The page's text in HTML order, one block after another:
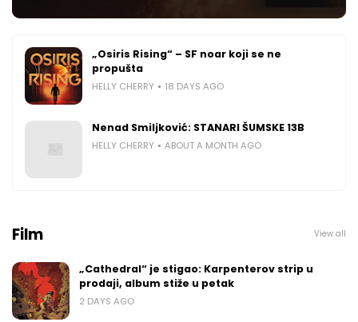
„Osiris Rising“ – SF noar koji se ne
propušta
HELLY CHERRY 18 DAYS AGO
Nenad Smiljković: STANARI ŠUMSKE 13B
HELLY CHERRY ABOUT A MONTH AGO
Film View all
„Cathedral“ je stigao: Karpenterov strip u
prodaji, album stiže u petak
2 DAYS AGO